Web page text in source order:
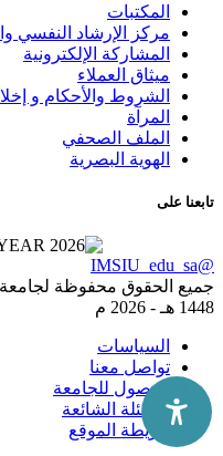
المكتبات
مركز الإرشاد النفسي
المشاركة الإلكترونية
ميثاق العملاء
الشروط والأحكام و
المرآة
الملف الصحفي
الهوية البصرية
تابعنا على
@IMSIU_edu_sa
جميع الحقوق محفوظة لجامعة
1448 هـ -
2026 م
السياسات
تواصل معنا
الوصول للجامعة
الاسئلة الشائعة
خريطة الموقع